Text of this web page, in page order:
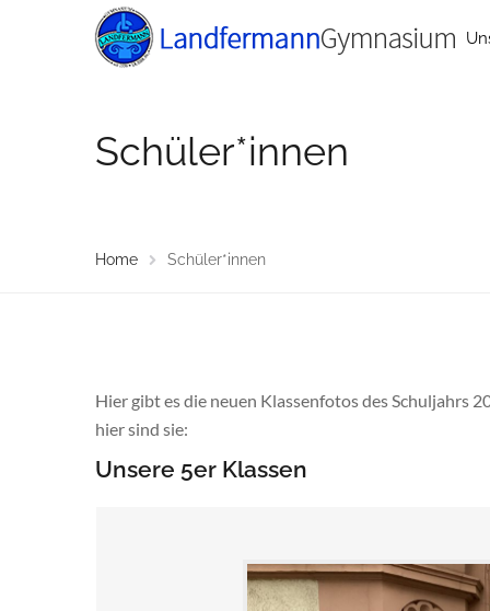
Schüler*innen
Home Schüler*innen
Hier gibt es die neuen Klassenfotos des Schuljahrs
hier sind sie:
Unsere 5er Klassen